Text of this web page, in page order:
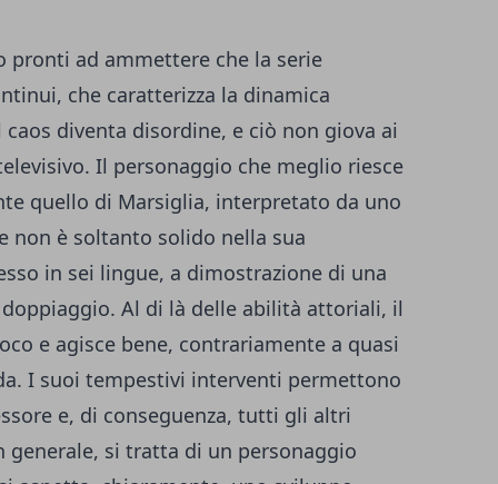
pronti ad ammettere che la serie
che caratterizza la dinamica
diventa disordine, e ciò non giova ai
Il personaggio che meglio riesce
quello di Marsiglia, interpretato da uno
non è soltanto solido nella sua
in sei lingue, a dimostrazione di una
Al di là delle abilità attoriali, il
e agisce bene, contrariamente a quasi
I suoi tempestivi interventi permettono
e, di conseguenza, tutti gli altri
generale, si tratta di un personaggio